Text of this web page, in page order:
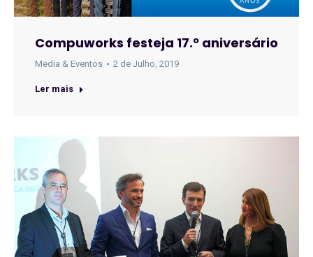
Compuworks festeja 17.º aniversário
Media & Eventos 2 de Julho, 2019
Ler mais